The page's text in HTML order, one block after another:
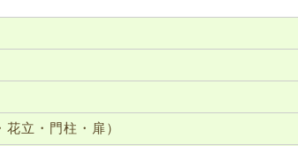
立・門柱・扉）